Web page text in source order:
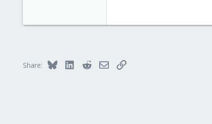
Share: Bluesky LinkedInRedditEmailLink